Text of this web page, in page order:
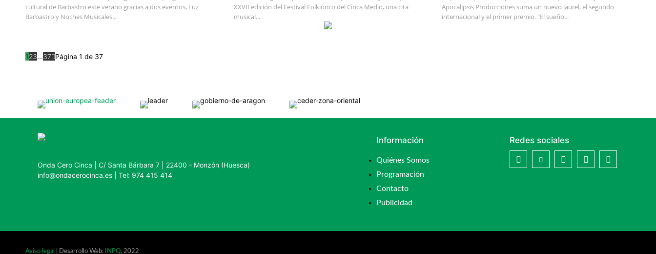
cultural de Barbastro este verano gracias a dos eventos, Luz
Barbastro y Noches Musicales...
XXVII edición del Festival Folklórico del Cinca Medio, una cita
musical...
Apocalipsis Producciones suma un nuevo laurel, el segundo
internacional y el primer premio. "El sueño...
123...37 Página 1 de 37
Onda Cero Cinca | C/ Santa Bárbara 7 | 22400 - Monzón (Huesca)
info@ondacerocinca.es | Tel: 974 415 414
Información
Quiénes Somos
Programación
Contacto
Publicidad
Redes sociales
Aviso legal | Desarrollo Web: INPQ, 2022